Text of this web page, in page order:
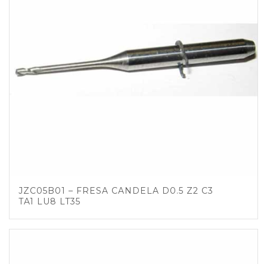
JZC05B01 – FRESA CANDELA D0.5 Z2 C3
TA1 LU8 LT35